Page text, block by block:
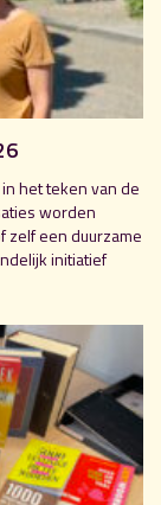
het teken van de
worden
zelf een duurzame
initiatief